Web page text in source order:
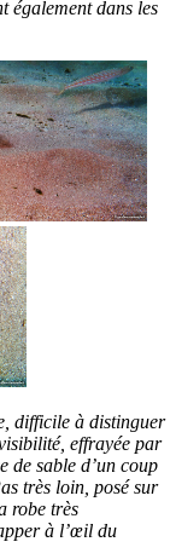
également dans les
difficile à distinguer
effrayée par
de sable d’un coup
très loin, posé sur
robe très
à l’œil du